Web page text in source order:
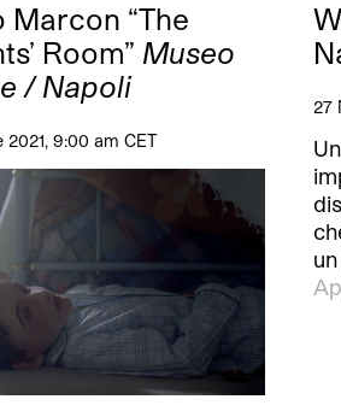
Marcon “The
Room” Museo
/ Napoli
9:00 am CET
27